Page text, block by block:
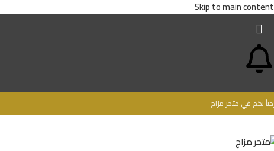
Skip to main content
بكم في متجر مزاج